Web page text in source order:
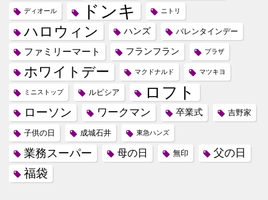
ディオール ドンキ ニトリ
ハロウィン ハンズ バレンタインデー
ファミリーマート フランフラン プラザ
ホワイトデー マクドナルド マツキヨ
ミニストップ ルピシア ロフト
ローソン ワークマン 卒業式 吉野家
子供の日 成城石井 東急ハンズ
業務スーパー 母の日 無印 父の日
福袋